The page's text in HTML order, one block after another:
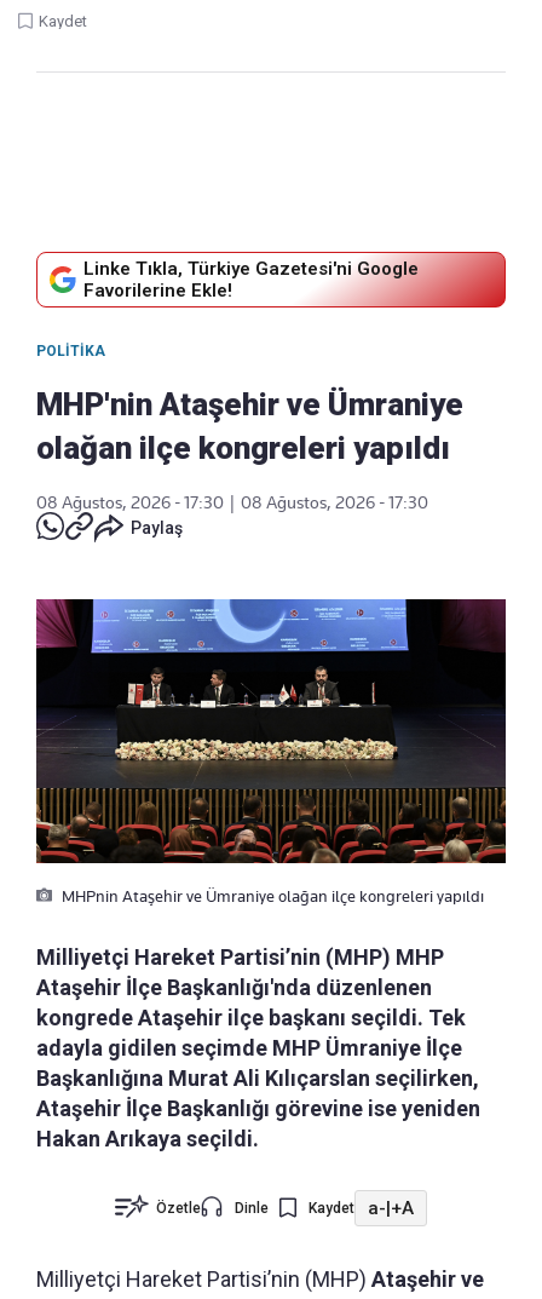
Kaydet
Linke Tıkla, Türkiye Gazetesi'ni Google
Favorilerine Ekle!
POLITIKA
MHP'nin Ataşehir ve Ümraniye
olağan ilçe kongreleri yapıldı
08 Ağustos, 2026 - 17:30
08 Ağustos, 2026 - 17:30
Paylaş
MHPnin Ataşehir ve Ümraniye olağan ilçe kongreleri yapıldı
Milliyetçi Hareket Partisi’nin (MHP) MHP
Ataşehir İlçe Başkanlığı'nda düzenlenen
kongrede Ataşehir ilçe başkanı seçildi. Tek
adayla gidilen seçimde MHP Ümraniye İlçe
Başkanlığına Murat Ali Kılıçarslan seçilirken,
Ataşehir İlçe Başkanlığı görevine ise yeniden
Hakan Arıkaya seçildi.
Özetle Dinle Kaydet a-|+A
Milliyetçi Hareket Partisi’nin (MHP) Ataşehir ve